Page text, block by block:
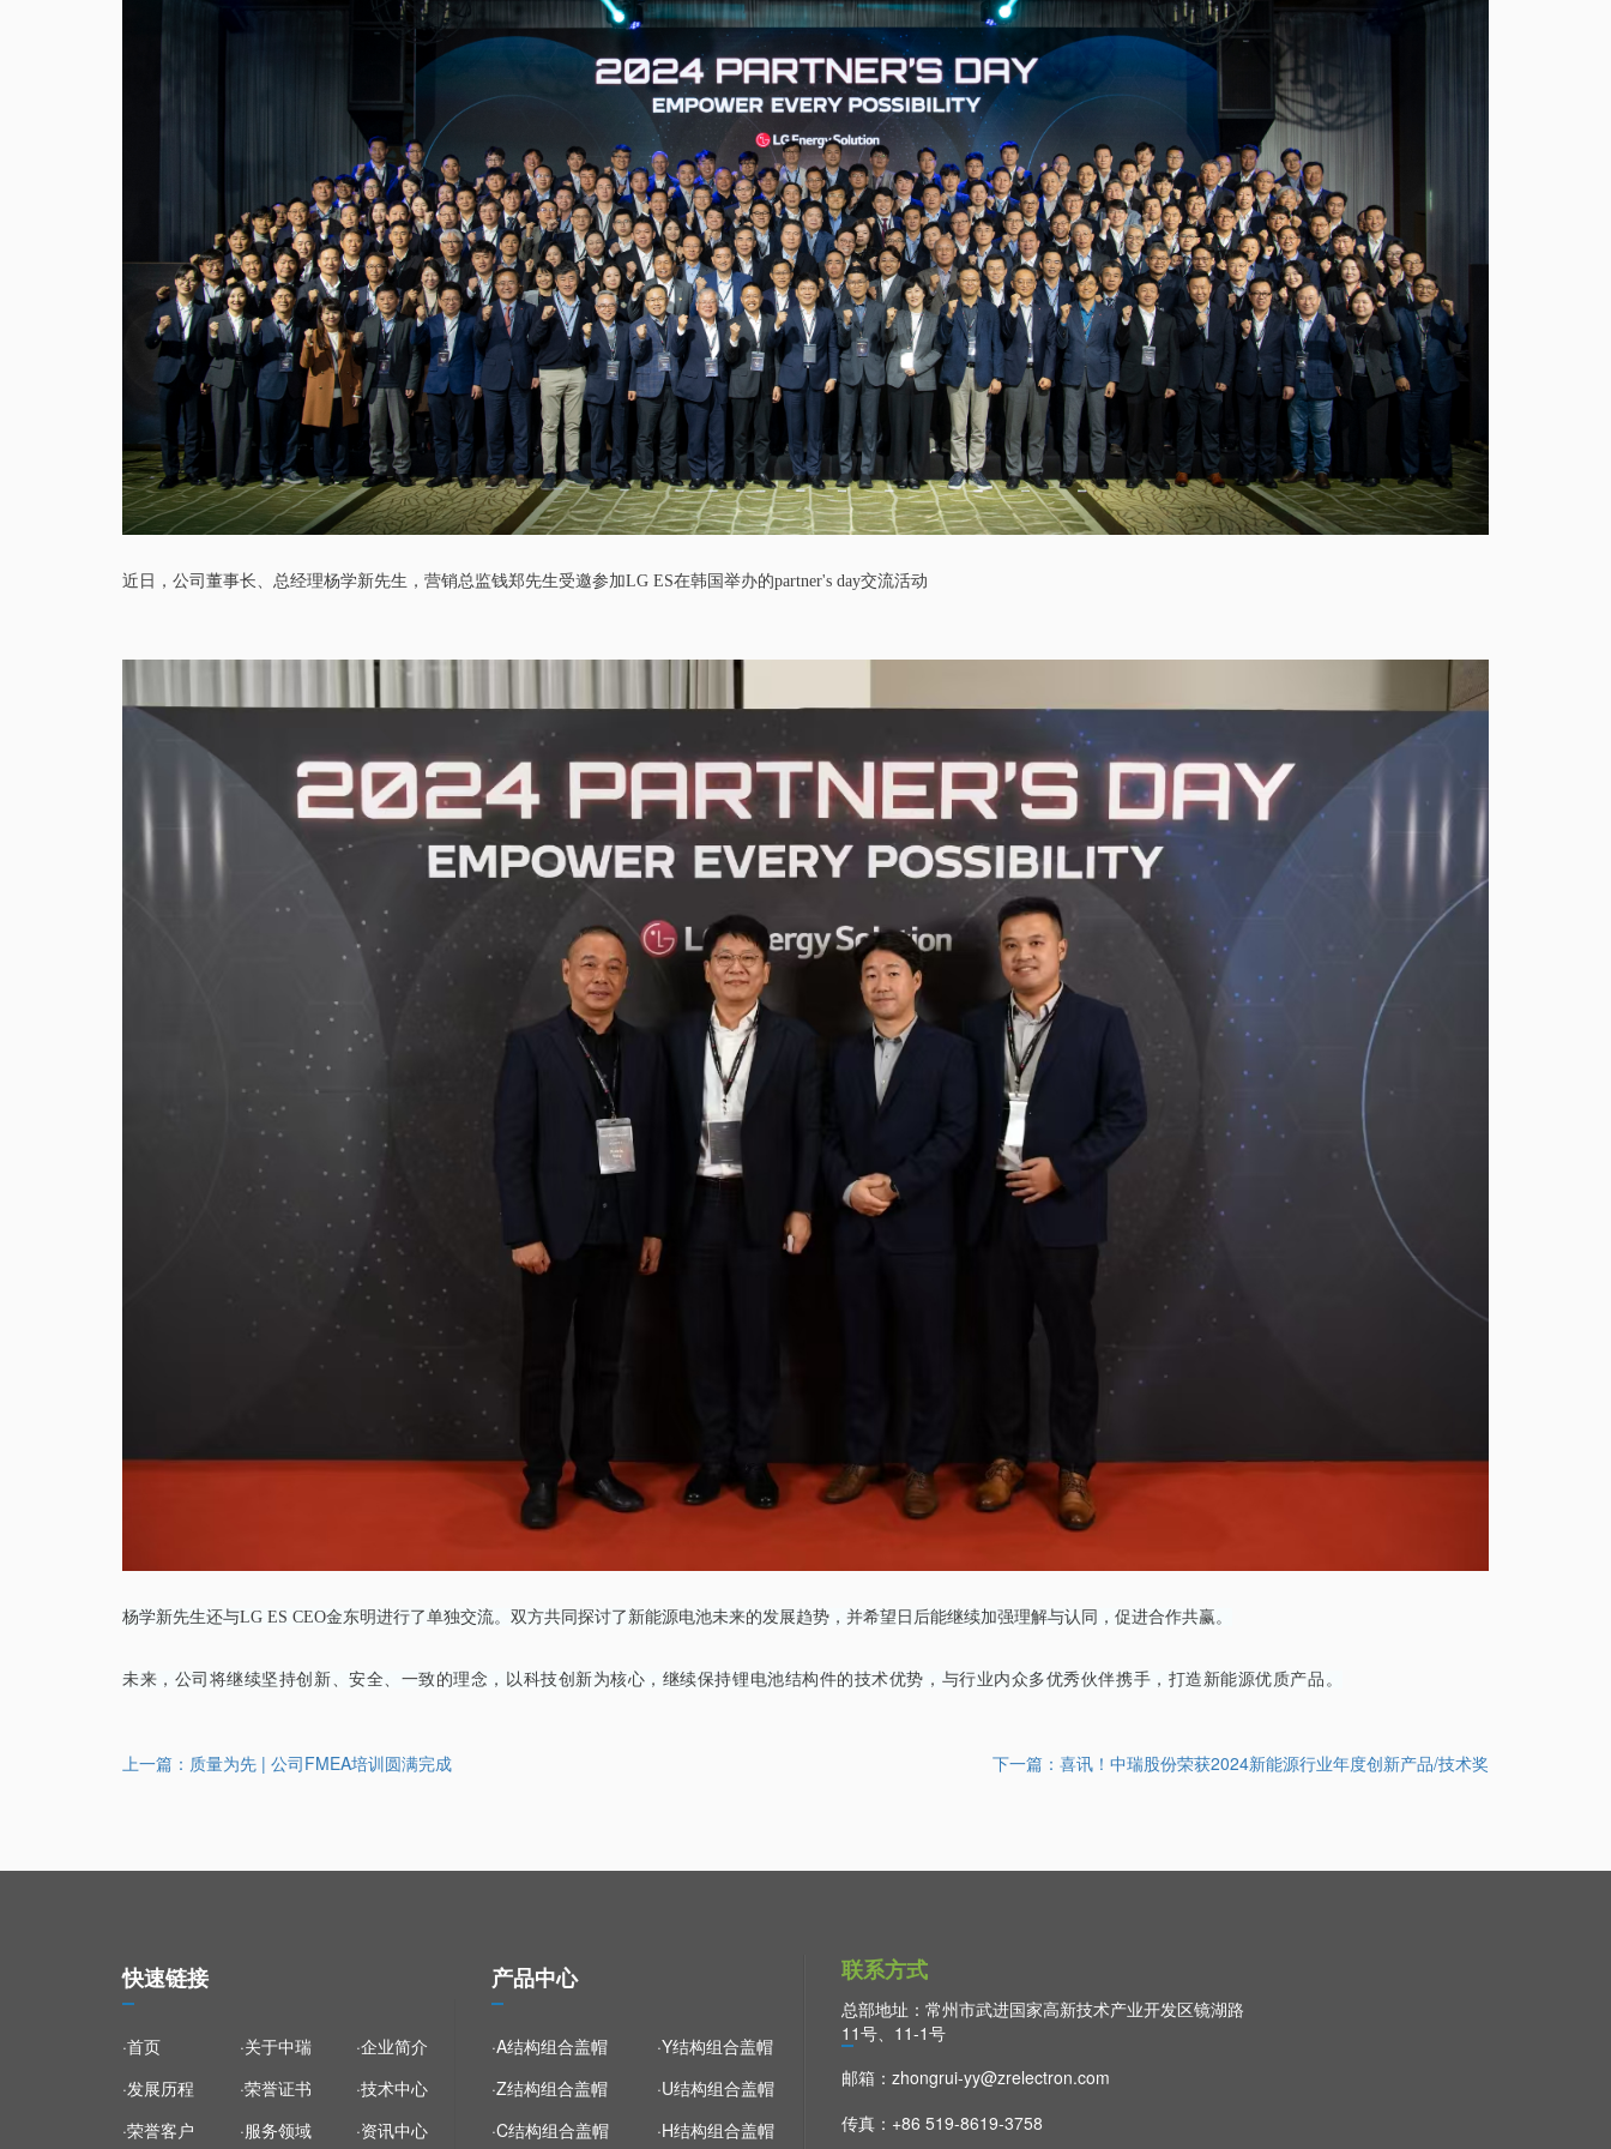
近日，公司董事长、总经理杨学新先生，营销总监钱郑先生受邀参加LG ES在韩国举办的partner's day交流活动
杨学新先生还与LG ES CEO金东明进行了单独交流。双方共同探讨了新能源电池未来的发展趋势，并希望日后能继续加强理解与认同，促进合作共赢。
未来，公司将继续坚持创新、安全、一致的理念，以科技创新为核心，继续保持锂电池结构件的技术优势，与行业内众多优秀伙伴携手，打造新能源优质产品。
上一篇： 质量为先 | 公司FMEA培训圆满完成 下一篇： 喜讯！中瑞股份荣获2024新能源行业年度创新产品/技术奖
快速链接
·首页 ·关于中瑞
·企业简介
·发展历程
·荣誉证书
·技术中心
·荣誉客户
·服务领域 ·资讯中心
产品中心
·A结构组合盖帽
·Y结构组合盖帽
·Z结构组合盖帽
·U结构组合盖帽
·C结构组合盖帽
·H结构组合盖帽
联系方式
总部地址：常州市武进国家高新技术产业开发区镜湖路
11号、11-1号
邮箱： zhongrui-yy@zrelectron.com
传真：+86 519-8619-3758